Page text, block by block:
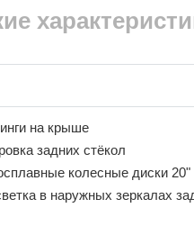
на крыше
задних стёкол
колесные диски
в наружных зеркалах